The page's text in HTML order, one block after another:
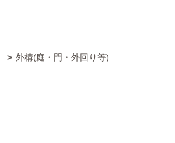
外構(庭・門・外回り等)